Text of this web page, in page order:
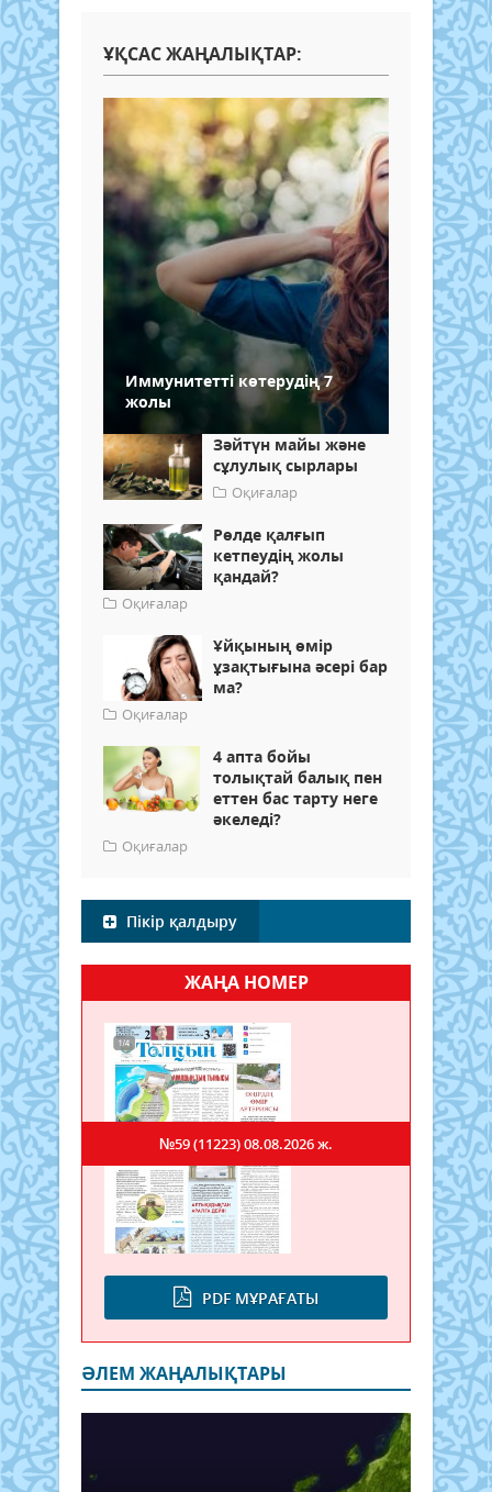
ҰҚСАС ЖАҢАЛЫҚТАР:
Иммунитетті көтерудің 7
жолы
Зәйтүн майы және
сұлулық сырлары
Оқиғалар
Рөлде қалғып
кетпеудің жолы
қандай?
Оқиғалар
Ұйқының өмір
ұзақтығына әсері бар
ма?
Оқиғалар
4 апта бойы
толықтай балық пен
еттен бас тарту неге
әкеледі?
Оқиғалар
Пікір қалдыру
ЖАҢА НОМЕР
PDF МҰРАҒАТЫ
№59 (11223)08.08.2026 ж.
ӘЛЕМ ЖАҢАЛЫҚТАРЫ